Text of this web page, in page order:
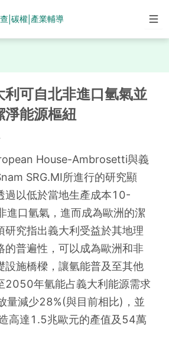
碳權| 產業輔導
利可自北非進口氫氣並
淨能源樞紐
House-Ambrosetti與義
SRG.MI所進行的研究顯
過以低於當地生產成本10-
進口氫氣，進而成為歐洲的潔
研究指出義大利受益於其地理
的普遍性，可以成為歐洲和非
設施橋樑，讓氫能普及至其他
2050年氫能占義大利能源需求
量減少28%(與目前相比)，並
高達1.5兆歐元的產值及54萬